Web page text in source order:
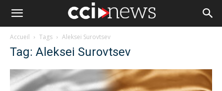
Accueil Tags Aleksei Surovtsev
Tag: Aleksei Surovtsev